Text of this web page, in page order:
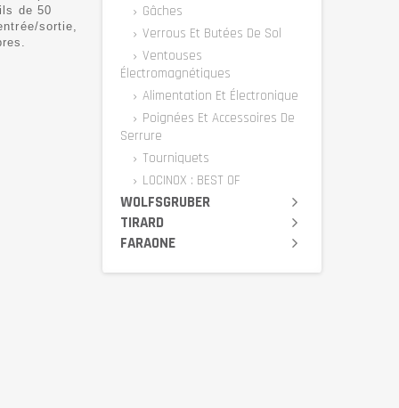
de 50
sortie,
Gâches
Verrous Et Butées De Sol
Ventouses
Électromagnétiques
Alimentation Et Électronique
Poignées Et Accessoires De
Serrure
Tourniquets
LOCINOX : BEST OF
WOLFSGRUBER
TIRARD
FARAONE